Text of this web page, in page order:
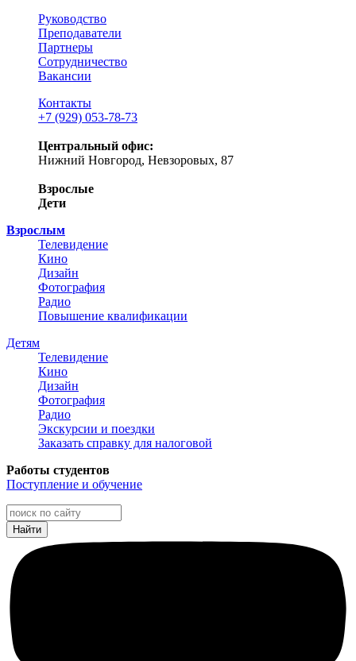
Руководство
Преподаватели
Партнеры
Сотрудничество
Вакансии
Контакты
+7 (929) 053-78-73
Центральный офис:
Нижний Новгород, Невзоровых, 87
Взрослые
Дети
Взрослым
Телевидение
Кино
Дизайн
Фотография
Радио
Повышение квалификации
Детям
Телевидение
Кино
Дизайн
Фотография
Радио
Экскурсии и поездки
Заказать справку для налоговой
Работы студентов
Поступление и обучение